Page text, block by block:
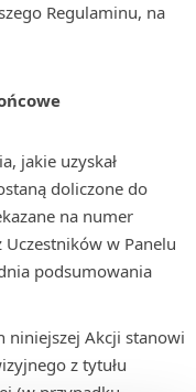
Regulaminu, na
jakie uzyskał
doliczone do
na numer
w Panelu
podsumowania
niniejszej Akcji stanowi
z tytułu